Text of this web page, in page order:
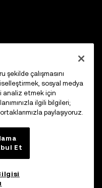
şekilde çalışmasını
sosyal medya
analiz etmek için
ilgili bilgileri;
paylaşıyoruz.
Et